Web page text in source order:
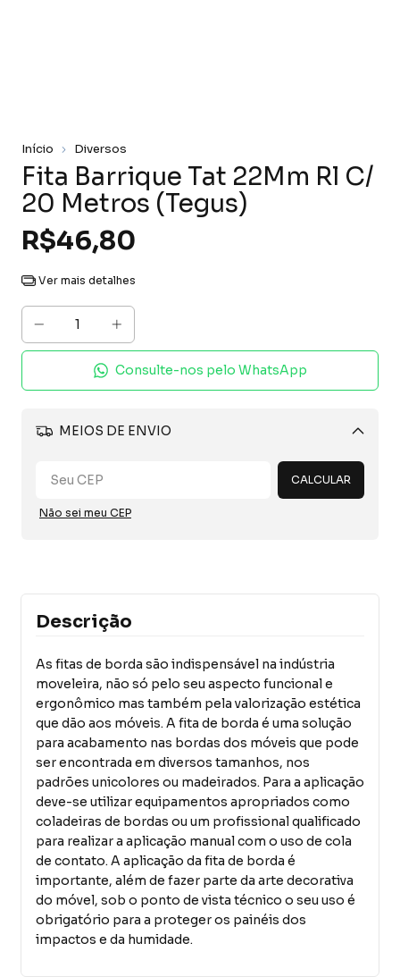
Início Diversos
Fita Barrique Tat 22Mm Rl C/
20 Metros (Tegus)
R$46,80
Ver mais detalhes
Consulte-nos pelo WhatsApp
MEIOS DE ENVIO
Alterar CEP
CALCULAR
Não sei meu CEP
Descrição
As fitas de borda são indispensável na indústria
moveleira, não só pelo seu aspecto funcional e
ergonômico mas também pela valorização estética
que dão aos móveis. A fita de borda é uma solução
para acabamento nas bordas dos móveis que pode
ser encontrada em diversos tamanhos, nos
padrões unicolores ou madeirados. Para a aplicação
deve-se utilizar equipamentos apropriados como
coladeiras de bordas ou um profissional qualificado
para realizar a aplicação manual com o uso de cola
de contato. A aplicação da fita de borda é
importante, além de fazer parte da arte decorativa
do móvel, sob o ponto de vista técnico o seu uso é
obrigatório para a proteger os painéis dos
impactos e da humidade.